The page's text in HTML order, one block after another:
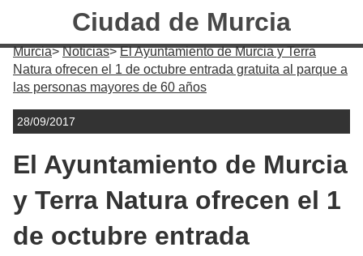
Ciudad de Murcia
Murcia Noticias
El Ayuntamiento de Murcia y Terra
Natura ofrecen el 1 de octubre entrada gratuita al parque a
las personas mayores de 60 años
28/09/2017
El Ayuntamiento de Murcia
y Terra Natura ofrecen el 1
de octubre entrada